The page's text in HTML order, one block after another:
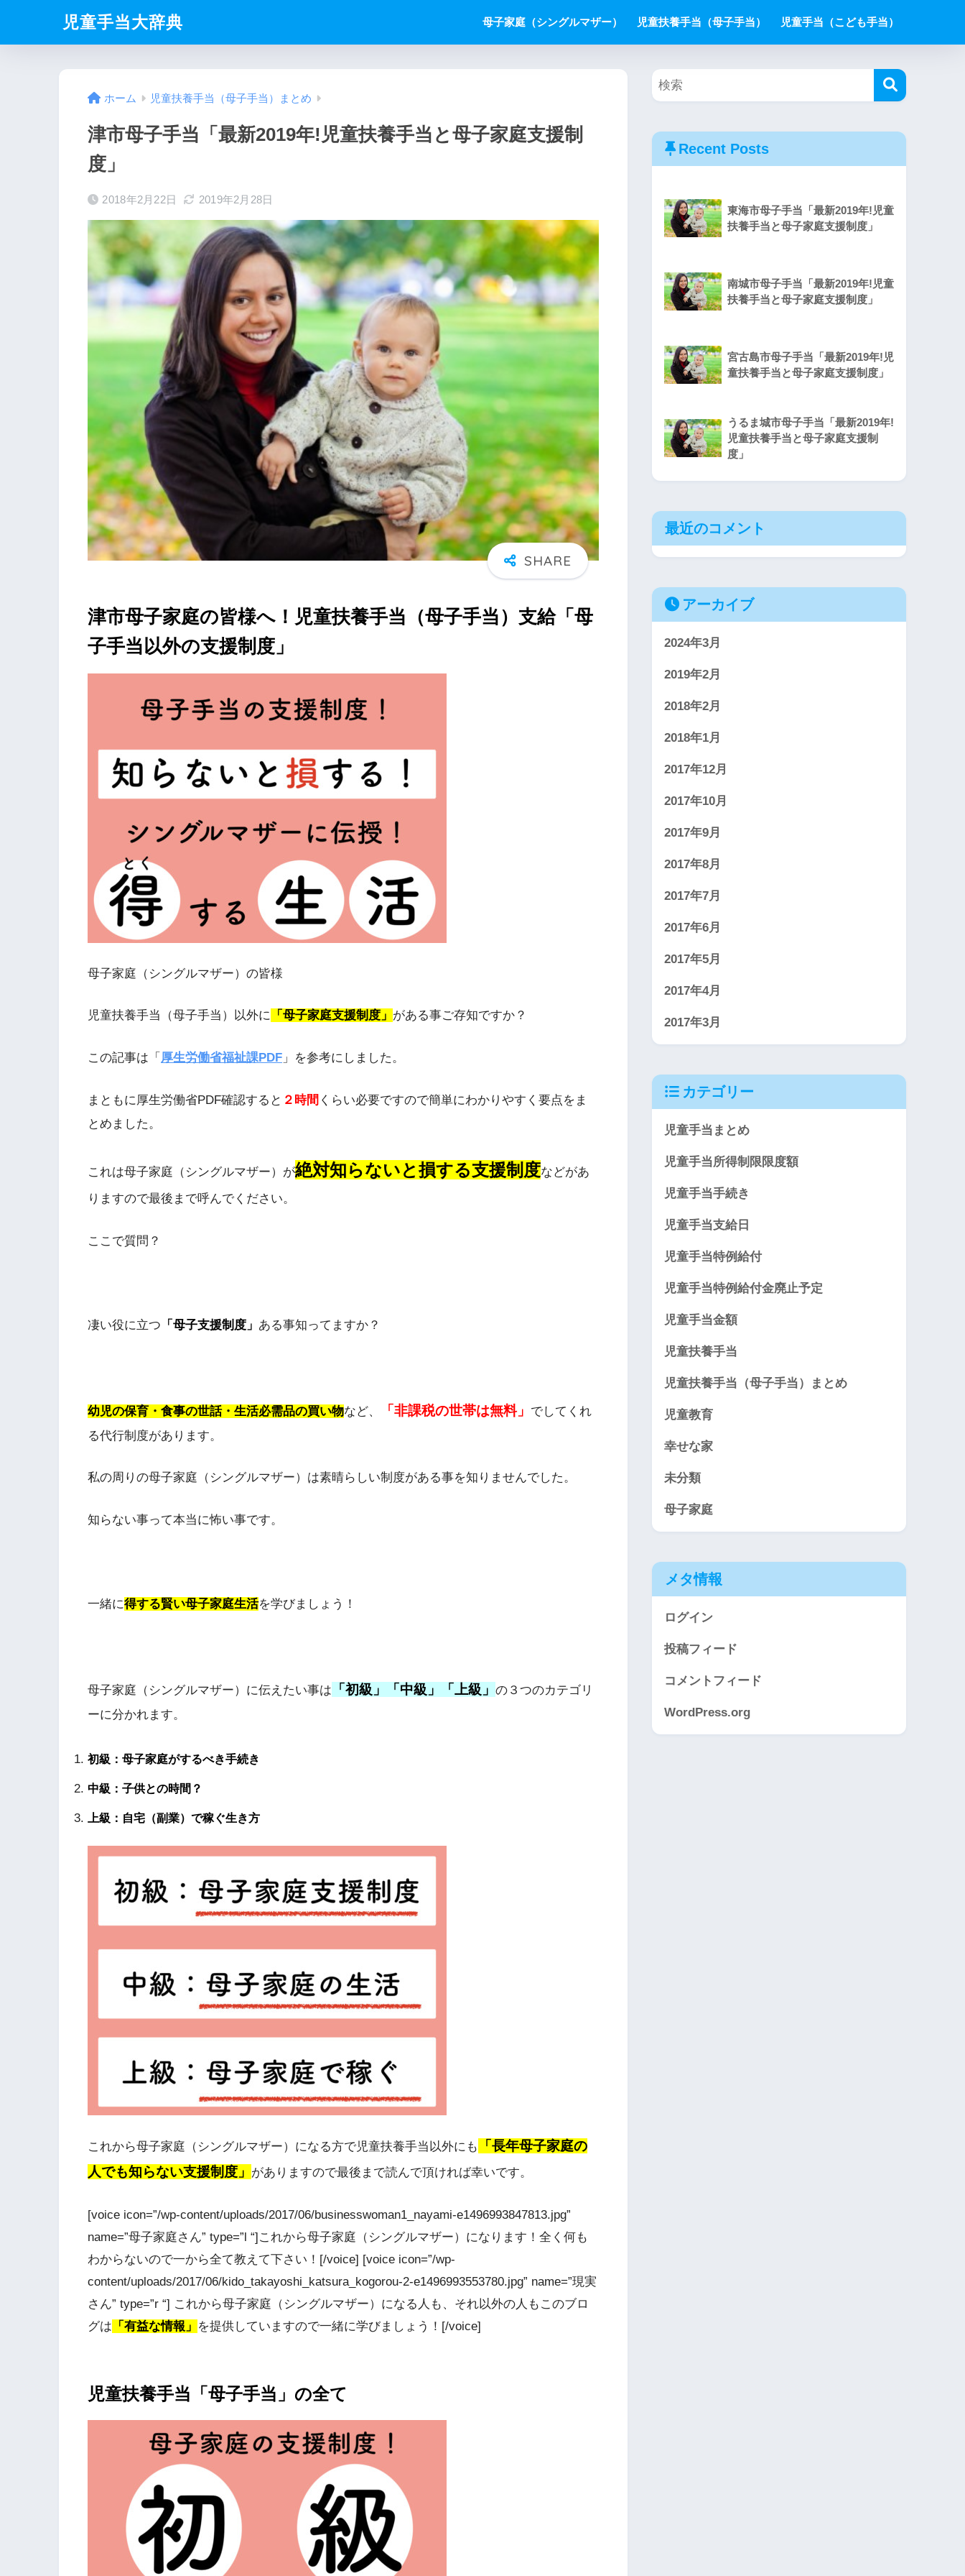
児童手当大辞典 母子家庭（シングルマザー） 児童扶養手当（母子手当） 児童手当（こども手当）
ホーム 児童扶養手当（母子手当）まとめ
津市母子手当「最新2019年!児童扶養手当と母子家庭支援制
度」
2018年2月22日 2019年2月28日
津市母子家庭の皆様へ！児童扶養手当（母子手当）支給「母
子手当以外の支援制度」
母子家庭（シングルマザー）の皆様
児童扶養手当（母子手当）以外に 「母子家庭支援制度」 がある事ご存知ですか？
この記事は「 厚生労働省福祉課PDF 」を参考にしました。
まともに厚生労働省PDF確認すると ２時間 くらい必要ですので簡単にわかりやすく要点をま
とめました。
これは母子家庭（シングルマザー）が絶対知らないと損する支援制度などがあ
りますので最後まで呼んでください。
ここで質問？
凄い役に立つ 「母子支援制度」 ある事知ってますか？
幼児の保育・食事の世話・生活必需品の買い物など、 「非課税の世帯は無料」 でしてくれ
る代行制度があります。
私の周りの母子家庭（シングルマザー）は素晴らしい制度がある事を知りませんでした。
知らない事って本当に怖い事です。
一緒に得する賢い母子家庭生活を学びましょう！
母子家庭（シングルマザー）に伝えたい事は 「初級」「中級」「上級」 の３つのカテゴリ
ーに分かれます。
初級：母子家庭がするべき手続き
中級：子供との時間？
上級：自宅（副業）で稼ぐ生き方
これから母子家庭（シングルマザー）になる方で児童扶養手当以外にも
「長年母子家庭の
人でも知らない支援制度」 がありますので最後まで読んで頂ければ幸いです。
[voice icon=”/wp-content/uploads/2017/06/businesswoman1_nayami-e1496993847813.jpg”
name=”母子家庭さん” type=”l “]これから母子家庭（シングルマザー）になります！全く何も
わからないので一から全て教えて下さい！[/voice] [voice icon=”/wp-
content/uploads/2017/06/kido_takayoshi_katsura_kogorou-2-e1496993553780.jpg” name=”現実
さん” type=”r “] これから母子家庭（シングルマザー）になる人も、それ以外の人もこのブロ
グは 「有益な情報」 を提供していますので一緒に学びましょう！[/voice]
児童扶養手当「母子手当」の全て
Recent Posts
東海市母子手当「最新2019年!児童
扶養手当と母子家庭支援制度」
南城市母子手当「最新2019年!児童
扶養手当と母子家庭支援制度」
宮古島市母子手当「最新2019年!児
童扶養手当と母子家庭支援制度」
うるま城市母子手当「最新2019年!
児童扶養手当と母子家庭支援制
度」
最近のコメント
アーカイブ
2024年3月
2019年2月
2018年2月
2018年1月
2017年12月
2017年10月
2017年9月
2017年8月
2017年7月
2017年6月
2017年5月
2017年4月
2017年3月
カテゴリー
児童手当まとめ
児童手当所得制限限度額
児童手当手続き
児童手当支給日
児童手当特例給付
児童手当特例給付金廃止予定
児童手当金額
児童扶養手当
児童扶養手当（母子手当）まとめ
児童教育
幸せな家
未分類
母子家庭
メタ情報
ログイン
投稿フィード
コメントフィード
WordPress.org